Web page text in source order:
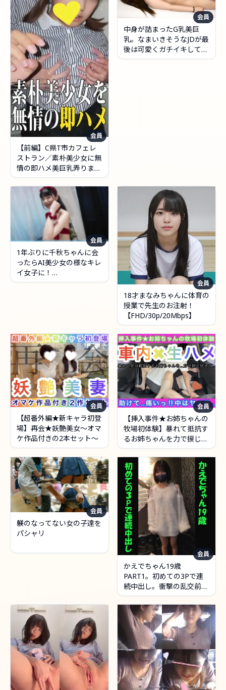
【前編】C県T市カフェレ
ストラン／素朴美少女に無
情の即ハメ美巨乳弄りまく
ってイラマ即ハメ
会員
中身が詰まったG乳美巨
乳。なまいきそうなJDが最
後は可愛くガチイキしてる
ところを盗撮！反応検査⑧
会員
1年ぶりに千秋ちゃんに会
ったらAI美少女の様なキレ
イ女子に！
【4K/30p/20Mbps】＜そ
会員
18才まなみちゃんに体育の
授業で先生のお注射！
【FHD/30p/20Mbps】
会員
【超番外編★新キャラ初登
場】再会★妖艶美女〜オマ
ケ作品付きの2本セット〜
会員
【挿入事件★お姉ちゃんの
牧場初体験】暴れて抵抗す
るお姉ちゃんを力で捩じ伏
せて…車内✖️生ハメ〜助け
て…痛いっ‼︎中はヤメ
テ…〜
会員
躾のなってない女の子達を
パシャリ
会員
かえでちゃん19歳
PART1。初めての3Pで連
続中出し。衝撃の乱交前夜
編。
会員